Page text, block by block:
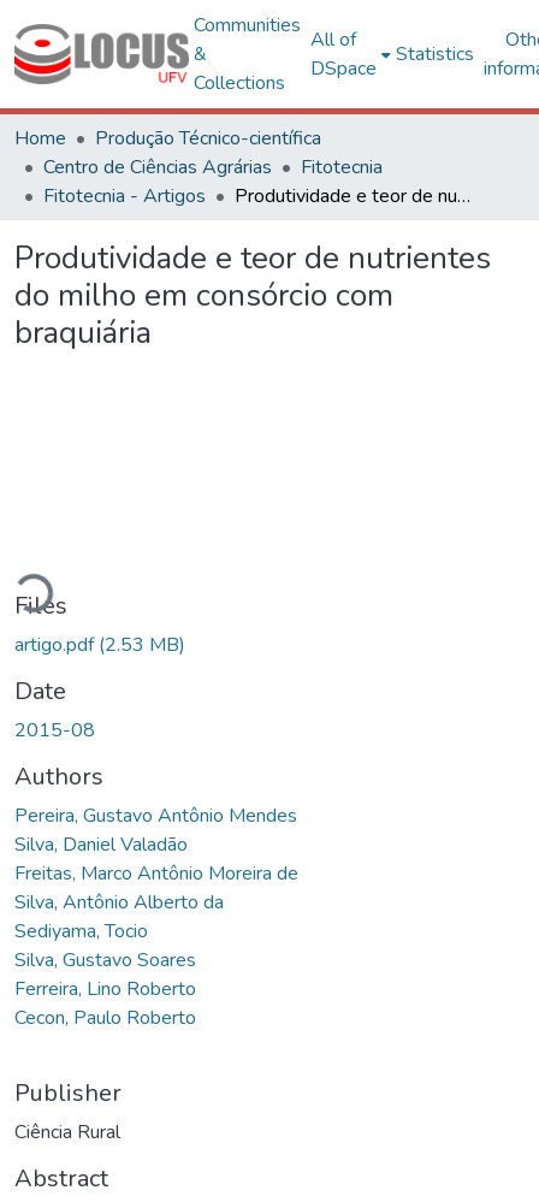
Communities
&
Collections
All of
DSpace
Statistics
Home
Produção Técnico-científica
Centro de Ciências Agrárias
Fitotecnia
Fitotecnia - Artigos
Produtividade e teor de nutrientes do milho em consórcio com braquiária
Produtividade e teor de nutrientes
do milho em consórcio com
braquiária
Loading...
Files
artigo.pdf(2.53 MB)
Date
2015-08
Authors
Pereira, Gustavo Antônio Mendes
Silva, Daniel Valadão
Freitas, Marco Antônio Moreira de
Silva, Antônio Alberto da
Sediyama, Tocio
Silva, Gustavo Soares
Ferreira, Lino Roberto
Cecon, Paulo Roberto
Publisher
Ciência Rural
Abstract